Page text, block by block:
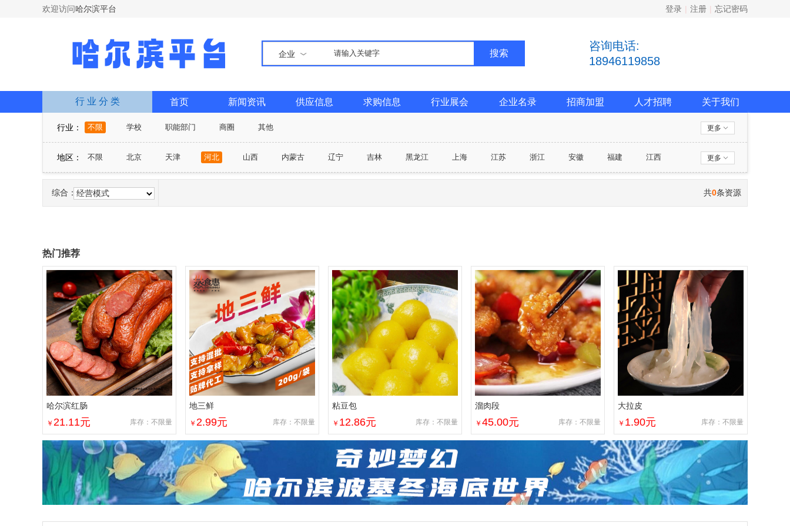
欢迎访问哈尔滨平台 登录 | 注册 | 忘记密码
企业 搜索
咨询电话:
18946119858
行 业 分 类 首页 新闻资讯 供应信息 求购信息 行业展会 企业名录 招商加盟 人才招聘 关于我们
行业： 不限 学校 职能部门 商圈 其他 更多
地区： 不限 北京 天津 河北 山西 内蒙古 辽宁 吉林 黑龙江 上海 江苏 浙江 安徽 福建
江西
山东
河南 湖北 湖南 广东 广西 海南 重庆市 四川 贵州 云南 西藏 陕西 甘肃
青海
宁夏
更多
共0条资源
综合：经营模式
热门推荐
哈尔滨红肠
￥ 21.11元 库存：不限量
地三鲜
￥ 2.99元 库存：不限量
粘豆包
￥ 12.86元 库存：不限量
溜肉段
￥ 45.00元 库存：不限量
大拉皮
￥ 1.90元 库存：不限量